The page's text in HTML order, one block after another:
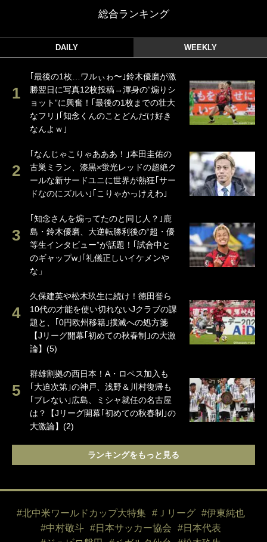
総合ランキング
DAILY WEEKLY
｢最後の1枚…ワルぃゎ〜｣鈴木優磨が激
勝翌日に写真12枚投稿→渾身の“煽りシ
ョット”に興奮！｢最後の1枚までの壮大
なフリ｣｢知念くんのことどんだけ好き
なんよｗ｣
｢なんじゃこりゃあああ！｣本田圭佑の
古巣ミラン、漆黒×蛍光レッドの超絶ク
ールな新サードユニに世界が熱狂｢サー
ドなのにズルい｣｢こりゃかっけえわ｣
｢知念さんを煽ってたのと同じ人？｣鹿
島・鈴木優磨、大逆転勝利後の“超・優
等生インタビュー”が話題！｢試合中と
のギャップw｣｢礼儀正しいイケメンや
な」
久保建英や松木玖生に続け！徳田誉ら
10代の才能を使い切れないJクラブの課
題と、｢0円欧州移籍｣撲滅への処方箋
【Jリーグ開幕｢初めての秋春制｣の大激
論】(5)
群雄割拠の西日本！A・ロペス加入も
｢大迫次第｣の神戸、浅野＆川村復帰も
｢ブレない｣広島、ミシャ就任の名古屋
は？【Jリーグ開幕｢初めての秋春制｣の
大激論】(2)
ランキングをもっと見る
#北中米ワールドカップ大特集 #Ｊリーグ
#伊東純也
#中村敬斗
#日本サッカー協会
#日本代表